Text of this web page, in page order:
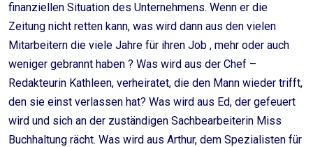
finanziellen Situation des Unternehmens. Wenn er die
Zeitung nicht retten kann, was wird dann aus den vielen
Mitarbeitern die viele Jahre für ihren Job , mehr oder auch
weniger gebrannt haben ? Was wird aus der Chef –
Redakteurin Kathleen, verheiratet, die den Mann wieder trifft,
den sie einst verlassen hat? Was wird aus Ed, der gefeuert
wird und sich an der zuständigen Sachbearbeiterin Miss
Buchhaltung rächt. Was wird aus Arthur, dem Spezialisten für